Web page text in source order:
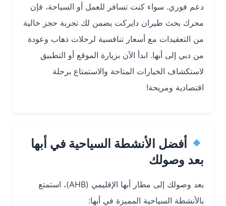
دعم فوري. سواء كنت تسافر للعمل أو السياحة، فإن
محرك بحث طيران دايركت يضمن لك تجربة حجز خالية
من التعقيدات مع أسعار تنافسية لرحلات ذهاب وعودة
من دبي إلى أبها. ابدأ الآن بزيارة الموقع أو التطبيق
لاستكشاف الخيارات المتاحة والاستمتاع برحلة
اقتصادية ومريحة!
أفضل الأنشطة السياحية في أبها
بعد وصولك
بعد وصولك إلى مطار أبها الإقليمي (AHB)، استمتع
بالأنشطة السياحية المميزة في أبها: